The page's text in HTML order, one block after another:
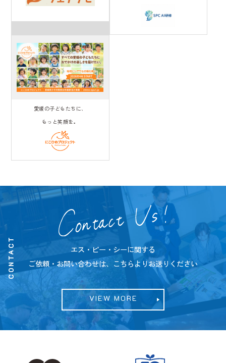
愛媛の子どもたちに、
もっと笑顔を。
CONTACT
エス・ピー・シーに関する
ご依頼・お問い合わせは、こちらよりお送りください
VIEW MORE